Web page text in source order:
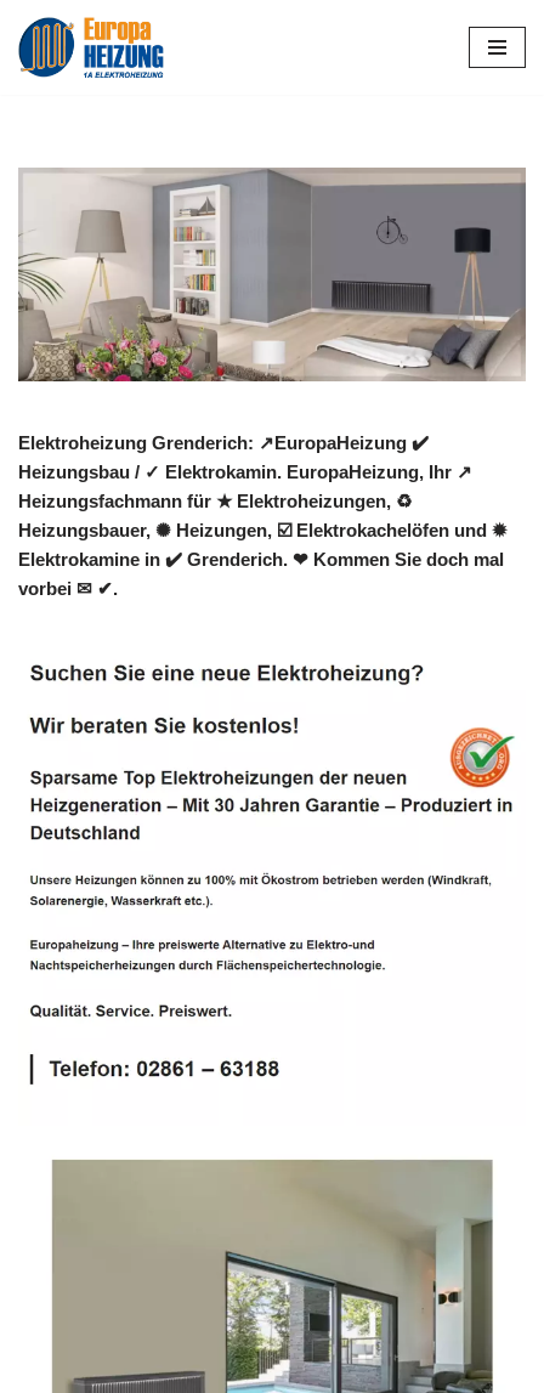
Zum
Elektroheizung Grenderich: ↗️EuropaHeizung ✔️
Heizungsbau / ✓ Elektrokamin. EuropaHeizung, Ihr ↗️
Heizungsfachmann für ★ Elektroheizungen, ♻
Heizungsbauer, ✺ Heizungen, ☑️ Elektrokachelöfen und ✹
Elektrokamine in ✔️ Grenderich. ❤ Kommen Sie doch mal
vorbei ✉ ✔.